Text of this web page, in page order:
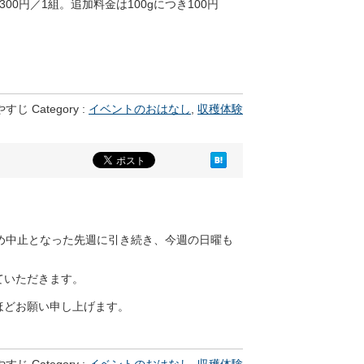
円／1組。追加料金は100gにつき100円
すじ Category : イベントのおはなし 収穫体験
止となった先週に引き続き、今週の日曜も
ただきます。
お願い申し上げます。